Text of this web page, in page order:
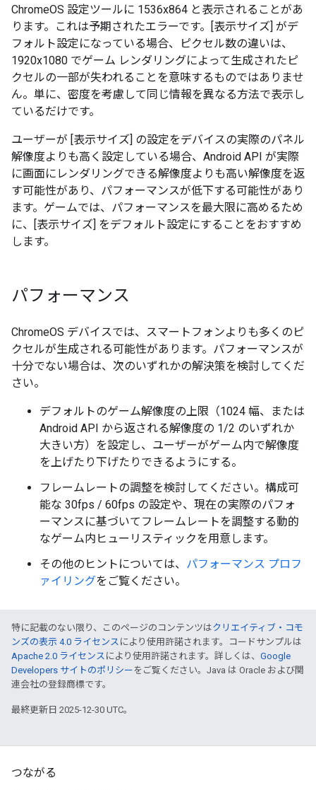
ChromeOS 設定ツールに 1536x864 と表示されることがあ
ります。これは予期されたエラーです。[表示サイズ] がデ
フォルト設定になっている場合、ピクセル数の違いは、
1920x1080 でゲーム レンダリングによって生成されたピ
クセルの一部が失われることを意味するものではありませ
ん。単に、密度を考慮して同じ情報を異なる方法で表示し
ているだけです。
ユーザーが [表示サイズ] の設定をデバイスの実際のパネル
解像度よりも高く設定している場合、Android API が実際
に画面にレンダリングできる解像度よりも高い解像度を返
す可能性があり、パフォーマンスが低下する可能性があり
ます。ゲームでは、パフォーマンスを最大限に高めるため
に、[表示サイズ] をデフォルト設定にすることをおすすめ
します。
パフォーマンス
ChromeOS デバイスでは、スマートフォンよりも多くのピ
クセルが生成される可能性があります。パフォーマンスが
十分でない場合は、次のいずれかの解決策を検討してくだ
さい。
デフォルトのゲーム解像度の上限（1024 幅、または
Android API から返される解像度の 1/2 のいずれか
大きい方）を設定し、ユーザーがゲーム内で解像度
を上げたり下げたりできるようにする。
フレームレートの調整を検討してください。構成可
能な 30fps / 60fps の設定や、現在の実際のパフォ
ーマンスに基づいてフレームレートを調整する動的
なゲーム内ヒューリスティックを用意します。
その他のヒントについては、 パフォーマンス プロフ
ァイリングをご覧ください。
特に記載のない限り、このページのコンテンツはクリエイティブ・コモ
ンズの表示 4.0 ライセンス により使用許諾されます。コードサンプルは
Apache 2.0 ライセンス により使用許諾されます。詳しくは、 Google
Developers サイトのポリシー をご覧ください。Java は Oracle および関
連会社の登録商標です。
最終更新日 2025-12-30 UTC。
つながる